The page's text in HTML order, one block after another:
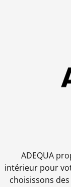
ADEQUA
intérieur pour
choisissons